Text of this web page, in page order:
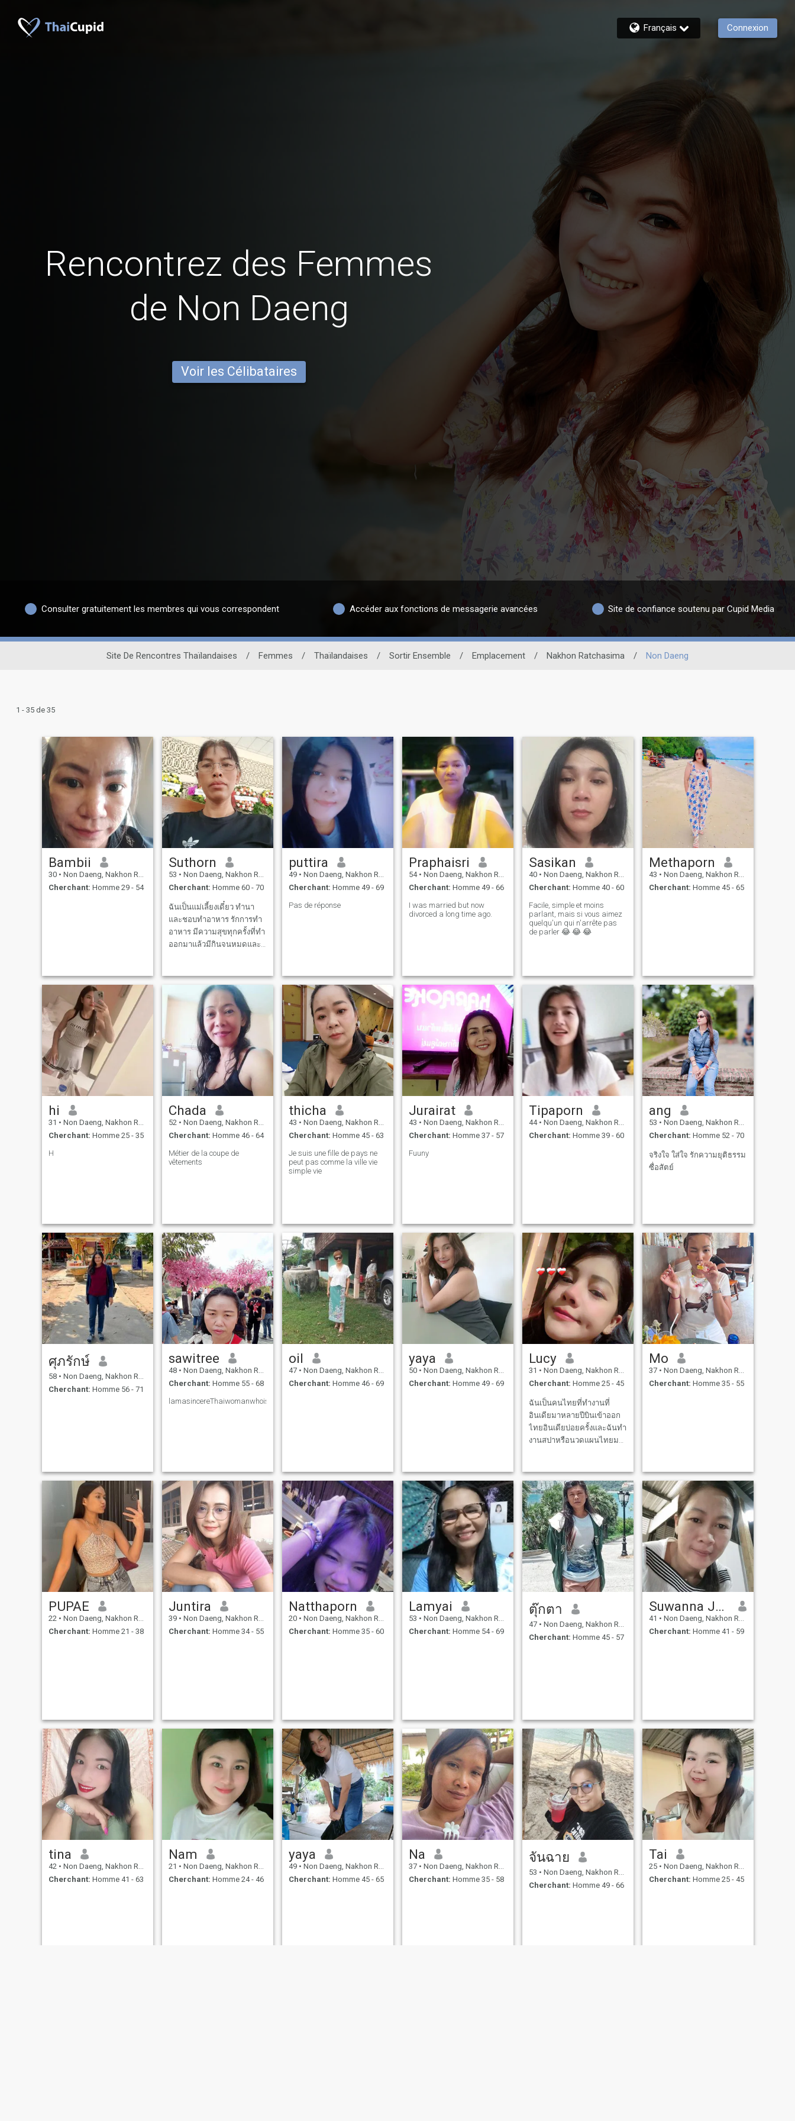
Français Connexion
Rencontrez des Femmes
de Non Daeng
Voir les Célibataires
Consulter gratuitement les membres qui vous correspondent Accéder aux fonctions de messagerie avancées Site de confiance soutenu par Cupid Media
Site De Rencontres Thaïlandaises / Femmes / Thaïlandaises / Sortir Ensemble / Emplacement / Nakhon Ratchasima / Non Daeng
1 - 35 de 35
Bambii
30 • Non Daeng, Nakhon Ratchasima, Thailande
Cherchant: Homme 29 - 54
Suthorn
53 • Non Daeng, Nakhon Ratchasima, Thailande
Cherchant: Homme 60 - 70
ฉันเป็นแม่เลี้ยงเดี๋ยว ทำนา
และชอบทำอาหาร รักการทำ
อาหาร มีความสุขทุกครั้งที่ทำ
ออกมาแล้วมีกินจนหมดและ
puttira
49 • Non Daeng, Nakhon Ratchasima, Thailande
Cherchant: Homme 49 - 69
Pas de réponse
Praphaisri
54 • Non Daeng, Nakhon Ratchasima, Thailande
Cherchant: Homme 49 - 66
I was married but now
divorced a long time ago.
Sasikan
40 • Non Daeng, Nakhon Ratchasima, Thailande
Cherchant: Homme 40 - 60
Facile, simple et moins
parlant, mais si vous aimez
quelqu'un qui n'arrête pas
de parler 😂 😂 😂
Methaporn
43 • Non Daeng, Nakhon Ratchasima, Thailande
Cherchant: Homme 45 - 65
hi
31 • Non Daeng, Nakhon Ratchasima, Thailande
Cherchant: Homme 25 - 35
H
Chada
52 • Non Daeng, Nakhon Ratchasima, Thailande
Cherchant: Homme 46 - 64
Métier de la coupe de
vêtements
thicha
43 • Non Daeng, Nakhon Ratchasima, Thailande
Cherchant: Homme 45 - 63
Je suis une fille de pays ne
peut pas comme la ville vie
simple vie
Jurairat
43 • Non Daeng, Nakhon Ratchasima, Thailande
Cherchant: Homme 37 - 57
Fuuny
Tipaporn
44 • Non Daeng, Nakhon Ratchasima, Thailande
Cherchant: Homme 39 - 60
ang
53 • Non Daeng, Nakhon Ratchasima, Thailande
Cherchant: Homme 52 - 70
จริงใจ ใส่ใจ รักความยุติธรรม
ซื่อสัตย์
ศุภรักษ์
58 • Non Daeng, Nakhon Ratchasima, Thailande
Cherchant: Homme 56 - 71
sawitree
48 • Non Daeng, Nakhon Ratchasima, Thailande
Cherchant: Homme 55 - 68
oil
47 • Non Daeng, Nakhon Ratchasima, Thailande
Cherchant: Homme 46 - 69
yaya
50 • Non Daeng, Nakhon Ratchasima, Thailande
Cherchant: Homme 49 - 69
Lucy
31 • Non Daeng, Nakhon Ratchasima, Thailande
Cherchant: Homme 25 - 45
ฉันเป็นคนไทยที่ทำงานที่
อินเดียมาหลายปีบินเข้าออก
ไทยอินเดียบ่อยครั้งและฉันทำ
งานสปาหรือนวดแผนไทยมา
หน้าตาไม่สำคัญขอให้จิตใจดี
งามก็พออย่าขี้เหนียว
Mo
37 • Non Daeng, Nakhon Ratchasima, Thailande
Cherchant: Homme 35 - 55
PUPAE
22 • Non Daeng, Nakhon Ratchasima, Thailande
Cherchant: Homme 21 - 38
Juntira
39 • Non Daeng, Nakhon Ratchasima, Thailande
Cherchant: Homme 34 - 55
Natthaporn
20 • Non Daeng, Nakhon Ratchasima, Thailande
Cherchant: Homme 35 - 60
Lamyai
53 • Non Daeng, Nakhon Ratchasima, Thailande
Cherchant: Homme 54 - 69
ตุ๊กตา
47 • Non Daeng, Nakhon Ratchasima, Thailande
Cherchant: Homme 45 - 57
Suwanna Junpu
41 • Non Daeng, Nakhon Ratchasima, Thailande
Cherchant: Homme 41 - 59
tina
42 • Non Daeng, Nakhon Ratchasima, Thailande
Cherchant: Homme 41 - 63
Nam
21 • Non Daeng, Nakhon Ratchasima, Thailande
Cherchant: Homme 24 - 46
yaya
49 • Non Daeng, Nakhon Ratchasima, Thailande
Cherchant: Homme 45 - 65
Na
37 • Non Daeng, Nakhon Ratchasima, Thailande
Cherchant: Homme 35 - 58
จันฉาย
53 • Non Daeng, Nakhon Ratchasima, Thailande
Cherchant: Homme 49 - 66
Tai
25 • Non Daeng, Nakhon Ratchasima, Thailande
Cherchant: Homme 25 - 45